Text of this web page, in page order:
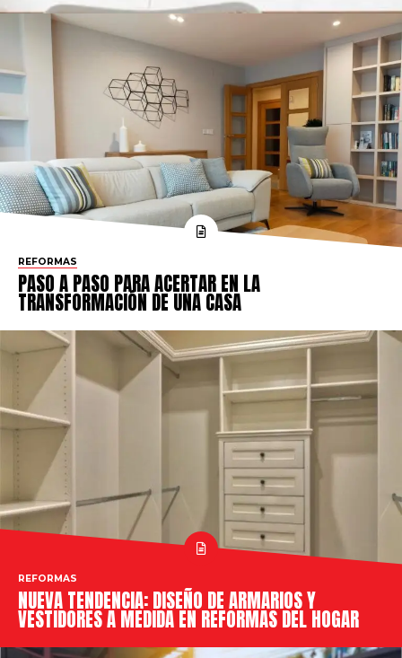
REFORMAS
PASO A PASO PARA ACERTAR EN LA
TRANSFORMACIÓN DE UNA CASA
REFORMAS
NUEVA TENDENCIA: DISEÑO DE ARMARIOS Y
VESTIDORES A MEDIDA EN REFORMAS DEL HOGAR